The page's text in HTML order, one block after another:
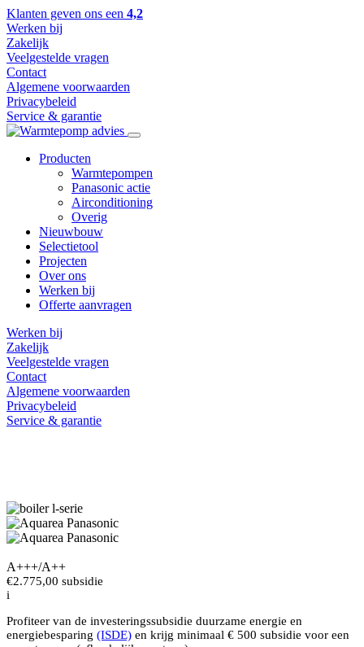
Klanten geven ons een 4,2
Werken bij
Zakelijk
Veelgestelde vragen
Contact
Algemene voorwaarden
Privacybeleid
Service & garantie
Producten
Warmtepompen
Panasonic actie
Airconditioning
Overig
Nieuwbouw
Selectietool
Projecten
Over ons
Werken bij
Offerte aanvragen
Werken bij
Zakelijk
Veelgestelde vragen
Contact
Algemene voorwaarden
Privacybeleid
Service & garantie
A+++/A++
€2.775,00 subsidie
i
Profiteer van de investeringssubsidie duurzame energie en
energiebesparing (ISDE) en krijg minimaal € 500 subsidie voor een